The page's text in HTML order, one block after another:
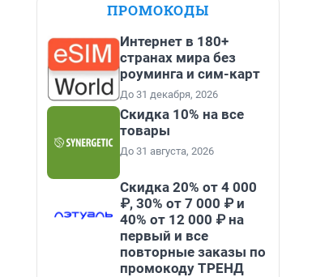
ПРОМОКОДЫ
Интернет в 180+
странах мира без
роуминга и сим-карт
До 31 декабря, 2026
Скидка 10% на все
товары
До 31 августа, 2026
Скидка 20% от 4 000
₽, 30% от 7 000 ₽ и
40% от 12 000 ₽ на
первый и все
повторные заказы по
промокоду ТРЕНД